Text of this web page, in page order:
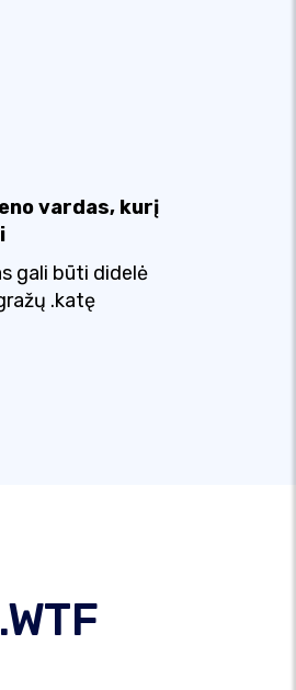
vardas, kurį
gali būti didelė
.katę